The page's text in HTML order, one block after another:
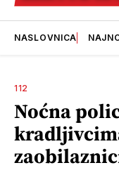
NASLOVNICA
112
Noćna